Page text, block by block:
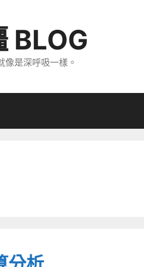
BLOG
是深呼吸一樣。